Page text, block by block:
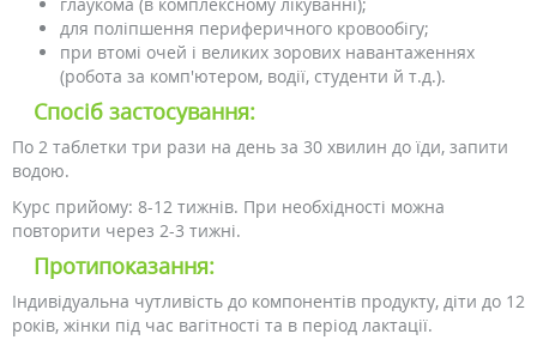
для поліпшення периферичного кровообігу;
при втомі очей і великих зорових навантаженнях
(робота за комп'ютером, водії, студенти й т.д.).
Спосіб застосування:
По 2 таблетки три рази на день за 30 хвилин до їди, запити
водою.
Курс прийому: 8-12 тижнів. При необхідності можна
повторити через 2-3 тижні.
Протипоказання:
Індивідуальна чутливість до компонентів продукту, діти до 12
років, жінки під час вагітності та в період лактації.